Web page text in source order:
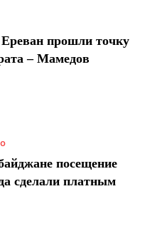
прошли точку
– Мамедов
посещение
сделали платным